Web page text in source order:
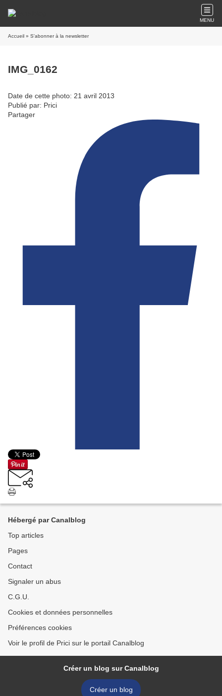
MENU
Accueil » S'abonner à la newsletter
IMG_0162
Date de cette photo: 21 avril 2013
Publié par: Prici
Partager
Hébergé par Canalblog
Top articles
Pages
Contact
Signaler un abus
C.G.U.
Cookies et données personnelles
Préférences cookies
Voir le profil de Prici sur le portail Canalblog
Créer un blog sur Canalblog
Créer un blog